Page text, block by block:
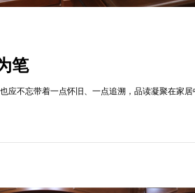
笔
应不忘带着一点怀旧、一点追溯，品读凝聚在家居